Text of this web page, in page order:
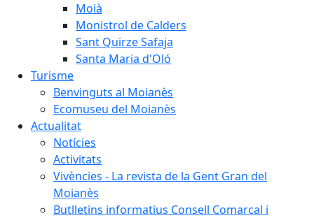
Moià
Monistrol de Calders
Sant Quirze Safaja
Santa Maria d'Oló
Turisme
Benvinguts al Moianès
Ecomuseu del Moianès
Actualitat
Notícies
Activitats
Vivències - La revista de la Gent Gran del
Moianès
Butlletins informatius Consell Comarcal i